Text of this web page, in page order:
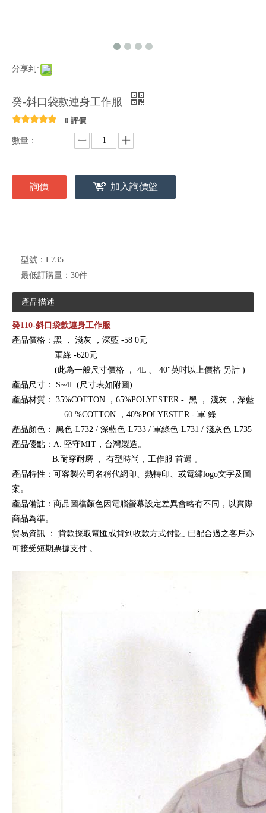
分享到:
癸-斜口袋款連身工作服
0 評價
數量：
詢價 加入詢價籃
型號： L735
最低訂購量： 30件
產品描述
癸110-斜口袋款連身工作服
產品價格：黑
， 淺灰 ，深藍 -58 0元
軍綠 -620元
(此為一般尺寸價格
， 4L 40"英吋以上價格 另計 )
產品尺寸：
S~4L (尺寸表如附圖)
產品材質：
35%COTTON ，65%POLYESTER - 黑 ， 淺灰
，深藍
60 %COTTON ，40%POLYESTER - 軍 綠
產品顏色：
黑色-L732 / 深藍色-L733 / 軍綠色-L731 / 淺灰色-L735
產品優點：A. 堅守MIT，台灣製造。
B.耐穿耐磨
， 有型時尚，工作服 首選 。
產品特性：可客製公司名稱代網印、熱轉印、或電繡logo文字及圖
案。
產品備註：商品圖檔顏色因電腦螢幕設定差異會略有不同，以實際
商品為準。
貿易資訊
：
貨款採取電匯或貨到收款方式付訖, 已配合過之客戶亦
可接受短期票據支付 。